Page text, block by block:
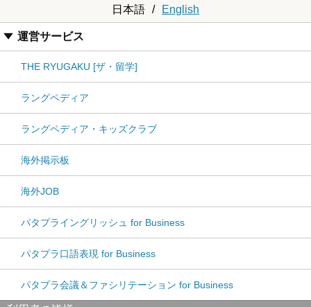
日本語 / English
運営サービス
THE RYUGAKU [ザ・留学]
ラングペディア
ラングペディア・キッズクラブ
海外掲示板
海外JOB
パタプライングリッシュ for Business
パタプラ口語表現 for Business
パタプラ会議＆ファシリテーション for Business